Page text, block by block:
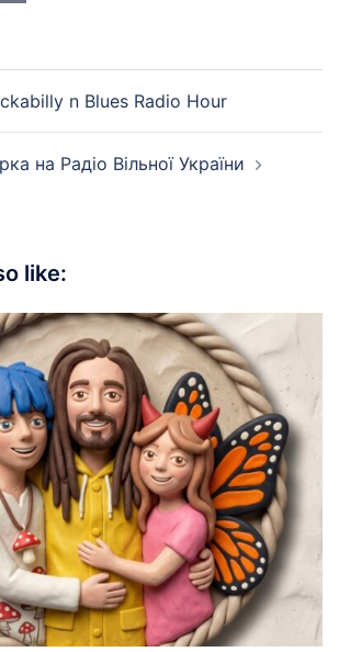
n Blues Radio Hour
на Радіо Вільної України
like: